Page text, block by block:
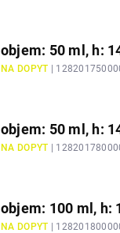
objem: 50 ml, h:
NA DOPYT |
objem: 50 ml, h:
NA DOPYT |
objem: 100 ml, h:
NA DOPYT |